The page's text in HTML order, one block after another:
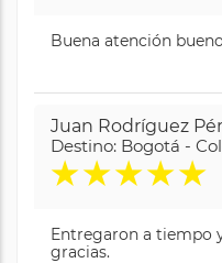
Buena atención
Juan Rodríguez
Destino: Bogotá -
★★★★★
Entregaron a tiempo
gracias.